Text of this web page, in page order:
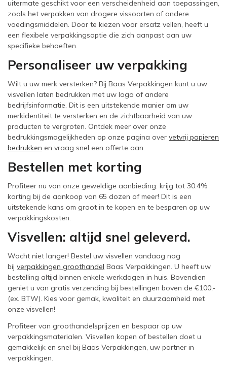
uitermate geschikt voor een verscheidenheid aan toepassingen,
zoals het verpakken van drogere vissoorten of andere
voedingsmiddelen. Door te kiezen voor ersatz vellen, heeft u
een flexibele verpakkingsoptie die zich aanpast aan uw
specifieke behoeften.
Personaliseer uw verpakking
Wilt u uw merk versterken? Bij Baas Verpakkingen kunt u uw
visvellen laten bedrukken met uw logo of andere
bedrijfsinformatie. Dit is een uitstekende manier om uw
merkidentiteit te versterken en de zichtbaarheid van uw
producten te vergroten. Ontdek meer over onze
bedrukkingsmogelijkheden op onze pagina over vetvrij papieren
bedrukken en vraag snel een offerte aan.
Bestellen met korting
Profiteer nu van onze geweldige aanbieding: krijg tot 30.4%
korting bij de aankoop van 65 dozen of meer! Dit is een
uitstekende kans om groot in te kopen en te besparen op uw
verpakkingskosten.
Visvellen: altijd snel geleverd.
Wacht niet langer! Bestel uw visvellen vandaag nog
bij verpakkingen groothandel Baas Verpakkingen. U heeft uw
bestelling altijd binnen enkele werkdagen in huis. Bovendien
geniet u van gratis verzending bij bestellingen boven de €100,-
(ex. BTW). Kies voor gemak, kwaliteit en duurzaamheid met
onze visvellen!
Profiteer van groothandelsprijzen en bespaar op uw
verpakkingsmaterialen. Visvellen kopen of bestellen doet u
gemakkelijk en snel bij Baas Verpakkingen, uw partner in
verpakkingen.